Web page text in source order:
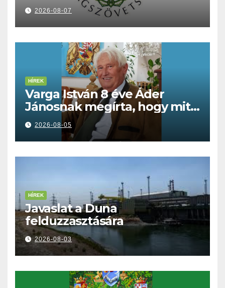
2026-08-07
HÍREK
Varga István 8 éve Áder
Jánosnak megírta, hogy mit
kell tennünk a Dunával
2026-08-05
HÍREK
Javaslat a Duna
felduzzasztására
2026-08-03